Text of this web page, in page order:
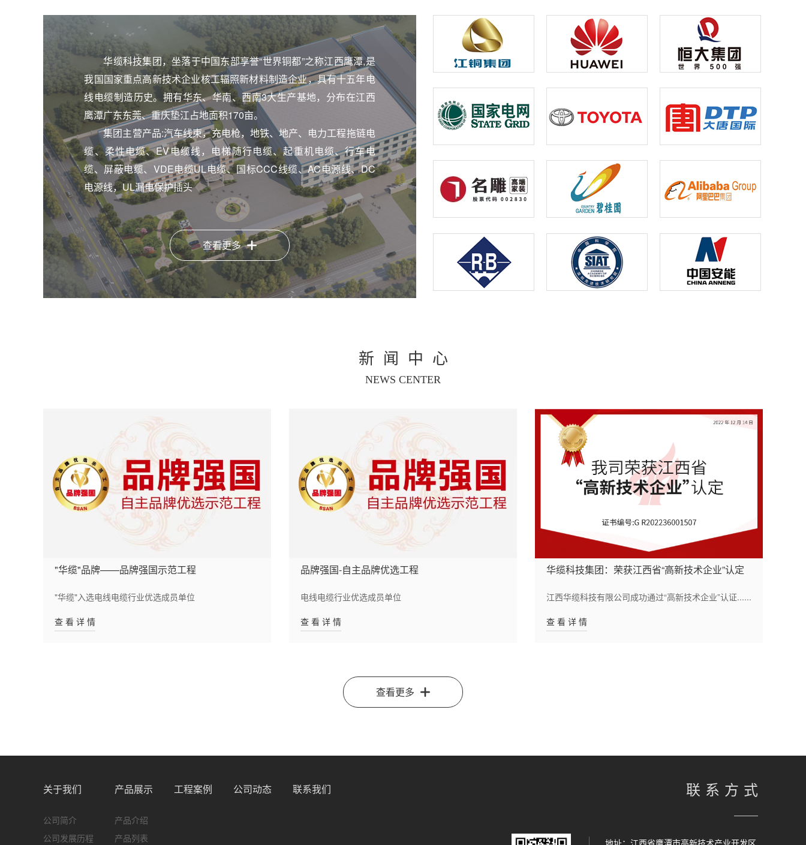
华缆科技集团，坐落于中国东部享誉“世界铜都”之称江西鹰潭,是
我国国家重点高新技术企业核工辐照新材料制造企业，具有十五年电
线电缆制造历史。拥有华东、华南、西南3大生产基地，分布在江西
鹰潭广东东莞、重庆垫江占地面积170亩。
集团主营产品:汽车线束，充电枪，地铁、地产、电力工程拖链电
缆、柔性电缆、EV电缆线，电梯随行电缆、起重机电缆、行车电
缆、屏蔽电缆、VDE电缆UL电缆、国标CCC线缆、AC电源线、DC
电源线，UL漏电保护插头
查看更多
新闻中心
NEWS CENTER
"华缆"品牌——品牌强国示范工程
"华缆"入选电线电缆行业优选成员单位
查 看 详 情
品牌强国-自主品牌优选工程
电线电缆行业优选成员单位
查 看 详 情
华缆科技集团：荣获江西省“高新技术企业”认定
江西华缆科技有限公司成功通过“高新技术企业”认证......
查 看 详 情
查看更多
关于我们
公司简介
公司发展历程
产品展示
产品介绍
产品列表
工程案例 公司动态 联系我们 联系方式